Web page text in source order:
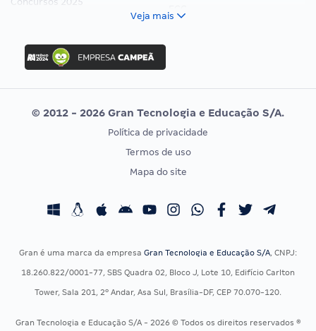
Concurso Ibama
Concurso MPU
Editais publicados
Vunesp
CONCURSOS POR PROFISSÃO
Concursos Fiscais
Concursos Saúde
EXAME DE ORDEM
Calendário OAB
Veja mais
© 2012 - 2026 Gran Tecnologia e Educação S/A.
Política de privacidade
Termos de uso
Mapa do site
Gran é uma marca da empresa Gran Tecnologia e Educação S/A, CNPJ:
18.260.822/0001-77, SBS Quadra 02, Bloco J, Lote 10, Edifício Carlton
Tower, Sala 201, 2º Andar, Asa Sul, Brasília-DF, CEP 70.070-120.
Gran Tecnologia e Educação S/A - 2026 © Todos os direitos reservados ®